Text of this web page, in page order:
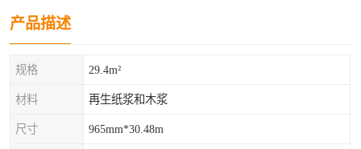
产品描述
规格 29.4m²
材料 再生纸浆和木浆
尺寸 965mm*30.48m